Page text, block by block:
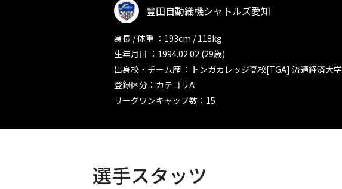
豊田自動織機シャトルズ愛知
身長 / 体重 ：193cm / 118kg
生年月日 ：1994.02.02 (29歳)
出身校・チーム歴 ：トンガカレッジ高校[TGA] 流通経済大学
登録区分：カテゴリA
リーグワンキャップ数：15
選手スタッツ